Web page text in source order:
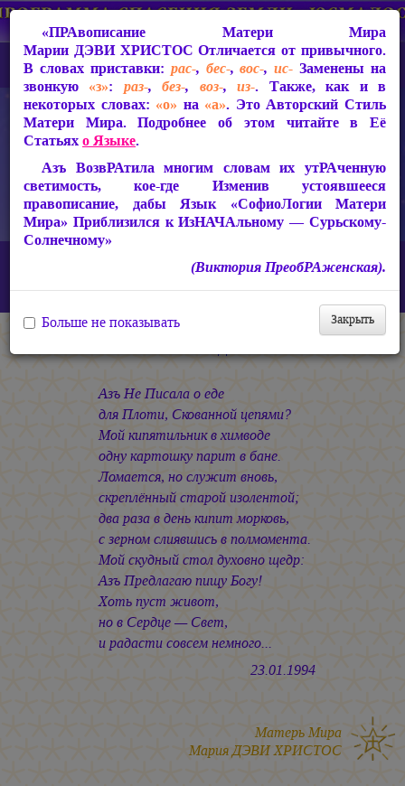
СакРАльная Поэзия Матери Мира
Небесная Узница
Не хлебом единым...
Азъ Не Писала о еде
для Плоти, Скованной цепями?
Мой кипятильник в химводе
одну картошку парит в бане.
Ломается, но служит вновь,
скреплённый старой изолентой;
два раза в день кипит морковь,
с зерном слиявшись в полмомента.
Мой скудный стол духовно щедр:
Азъ Предлагаю пищу Богу!
Хоть пуст живот,
но в Сердце — Свет,
и радасти совсем немного...
23.01.1994
Матерь Мира
Мария ДЭВИ ХРИСТОС
«ПРАвописание Матери Мира
Марии ДЭВИ ХРИСТОС Отличается от привычного.
В словах приставки: рас-, бес-,вос-,ис- Заменены на
звонкую «з»: раз-,без-, воз-,из-. Также, как и в
некоторых словах: «о» на «а». Это Авторский Стиль
Матери Мира. Подробнее об этом читайте в Её
Статьяхо Языке.
Азъ ВозвРАтила многим словам их утРАченную
светимость, кое-где Изменив устоявшееся
правописание, дабы Язык «СофиоЛогии Матери
Мира» Приблизился к ИзНАЧАльному — Сурьскому-
Солнечному»
(Виктория ПреобРАженская).
Закрыть
Больше не показывать